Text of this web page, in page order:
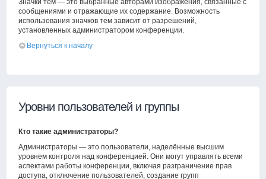
Значки тем — это выбранные авторами изображения, связанные с
сообщениями и отражающие их содержание. Возможность
использования значков тем зависит от разрешений,
установленных администратором конференции.
Вернуться к началу
Уровни пользователей и группы
Кто такие администраторы?
Администраторы — это пользователи, наделённые высшим
уровнем контроля над конференцией. Они могут управлять всеми
аспектами работы конференции, включая разграничение прав
доступа, отключение пользователей, создание групп